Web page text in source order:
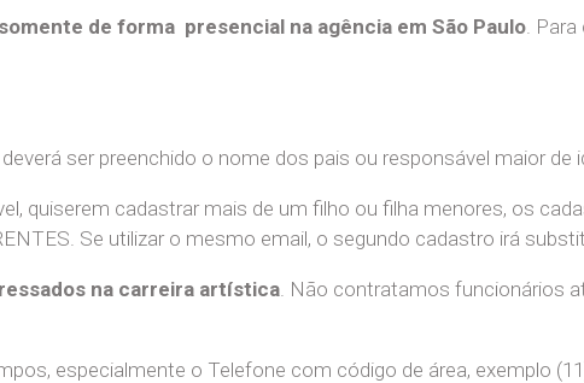
somente de forma presencial na agência em São Paulo .
ser preenchido o nome dos pais ou responsável maior de
quiserem cadastrar mais de um filho ou filha menores, os
Se utilizar o mesmo email, o segundo cadastro irá
na carreira artística . Não contratamos funcionários
especialmente o Telefone com código de área, exemplo